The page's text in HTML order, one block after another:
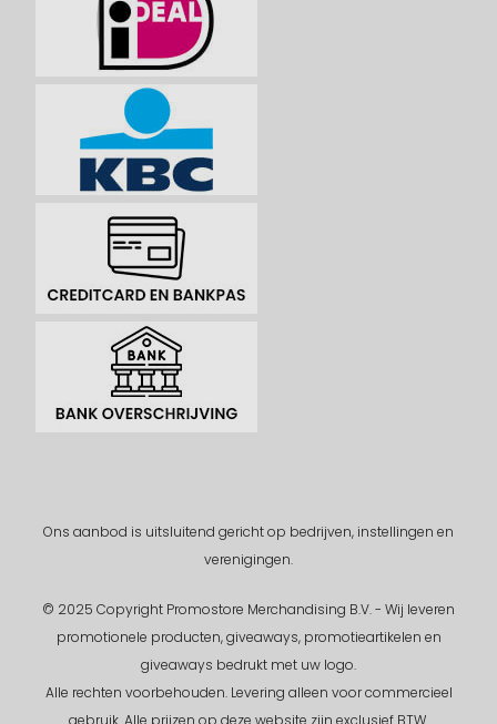
Ons aanbod is uitsluitend gericht op bedrijven, instellingen en
verenigingen.
© 2025 Copyright Promostore Merchandising B.V. - Wij leveren
promotionele producten, giveaways, promotieartikelen en
giveaways bedrukt met uw logo.
Alle rechten voorbehouden.Levering alleen voor commercieel
gebruik. Alle prijzen op deze website zijn exclusief BTW.